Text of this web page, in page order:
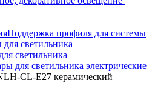
Поддержка профиля для системы
для светильника
светильника
для светильника электрические
CL-E27 керамический